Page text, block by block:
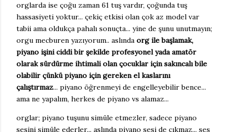
orglarda ise çoğu zaman 61 tuş vardır, çoğunda tuş
hassasiyeti yoktur... çekiç etkisi olan çok az model var
tabii ama oldukça pahalı sonuçta... yine de şunu unutmayın;
orgu mecburen yazıyorum.. aslında org ile başlamak,
piyano işini ciddi bir şekilde profesyonel yada amatör
olarak sürdürme ihtimali olan çocuklar için sakıncalı bile
olabilir çünkü piyano için gereken el kaslarını
çalıştırmaz... piyano öğrenmeyi de engelleyebilir bence...
ama ne yapalım, herkes de piyano vs alamaz...
orglar; piyano tuşunu simüle etmezler, sadece piyano
sesini simüle ederler... aslında piyano sesi de çıkmaz... ses